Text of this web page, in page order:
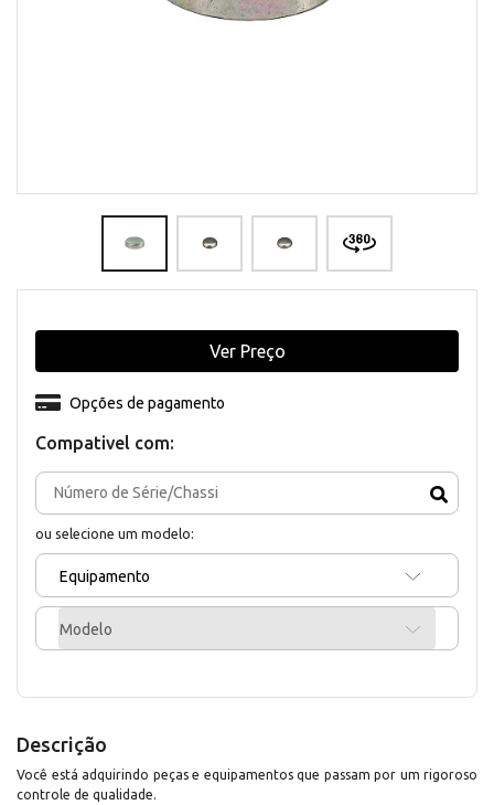
Compativel com:
ou selecione um modelo:
Equipamento
Modelo
Opções de pagamento
Ver Preço
Descrição
Você está adquirindo peças e equipamentos que passam por um rigoroso
controle de qualidade.